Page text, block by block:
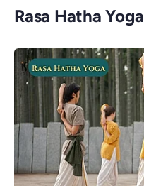
Rasa Hatha Yoga